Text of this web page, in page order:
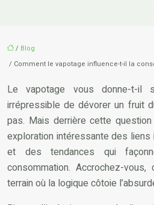
/ Blog
/ Comment le vapotage influence-t-il la
Le vapotage vous donne-t-il
irrépressible de dévorer un fruit
pas. Mais derrière cette
exploration intéressante des
et des tendances qui
consommation. Accrochez-
terrain où la logique côtoie